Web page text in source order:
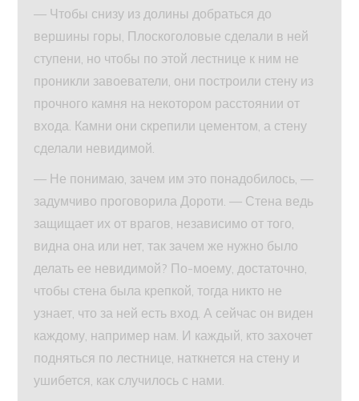
— Чтобы снизу из долины добраться до
вершины горы, Плоскоголовые сделали в ней
ступени, но чтобы по этой лестнице к ним не
проникли завоеватели, они построили стену из
прочного камня на некотором расстоянии от
входа. Камни они скрепили цементом, а стену
сделали невидимой.
— Не понимаю, зачем им это понадобилось, —
задумчиво проговорила Дороти. — Стена ведь
защищает их от врагов, независимо от того,
видна она или нет, так зачем же нужно было
делать ее невидимой? По-моему, достаточно,
чтобы стена была крепкой, тогда никто не
узнает, что за ней есть вход. А сейчас он виден
каждому, например нам. И каждый, кто захочет
подняться по лестнице, наткнется на стену и
ушибется, как случилось с нами.